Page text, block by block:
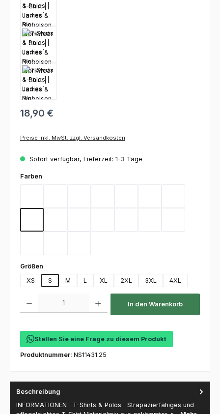
18,90 €
Preise inkl. MwSt. zzgl. Versandkosten
Sofort verfügbar, Lieferzeit: 1-3 Tage
Farben
Größen
XS
S M L XL 2XL 3XL 4XL
In den Warenkorb
Stellen Sie eine Frage zu diesem Produkt
Produktnummer: NS11431.25
Beschreibung
INFORMATIONEN T-Shirts & Polos Strapazierfähiges und